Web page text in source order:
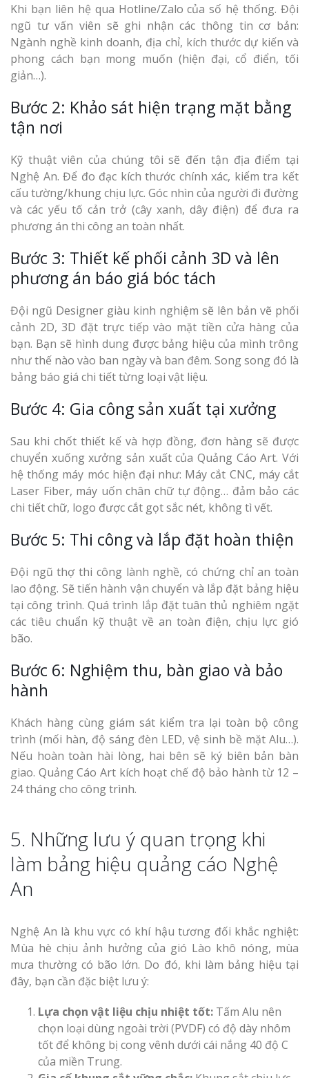
Khi bạn liên hệ qua Hotline/Zalo của số hệ thống. Đội
ngũ tư vấn viên sẽ ghi nhận các thông tin cơ bản:
Ngành nghề kinh doanh, địa chỉ, kích thước dự kiến và
phong cách bạn mong muốn (hiện đại, cổ điển, tối
giản…).
Bước 2: Khảo sát hiện trạng mặt bằng
tận nơi
Kỹ thuật viên của chúng tôi sẽ đến tận địa điểm tại
Nghệ An. Để đo đạc kích thước chính xác, kiểm tra kết
cấu tường/khung chịu lực. Góc nhìn của người đi đường
và các yếu tố cản trở (cây xanh, dây điện) để đưa ra
phương án thi công an toàn nhất.
Bước 3: Thiết kế phối cảnh 3D và lên
phương án báo giá bóc tách
Đội ngũ Designer giàu kinh nghiệm sẽ lên bản vẽ phối
cảnh 2D, 3D đặt trực tiếp vào mặt tiền cửa hàng của
bạn. Bạn sẽ hình dung được bảng hiệu của mình trông
như thế nào vào ban ngày và ban đêm. Song song đó là
bảng báo giá chi tiết từng loại vật liệu.
Bước 4: Gia công sản xuất tại xưởng
Sau khi chốt thiết kế và hợp đồng, đơn hàng sẽ được
chuyển xuống xưởng sản xuất của Quảng Cáo Art. Với
hệ thống máy móc hiện đại như: Máy cắt CNC, máy cắt
Laser Fiber, máy uốn chân chữ tự động… đảm bảo các
chi tiết chữ, logo được cắt gọt sắc nét, không tì vết.
Bước 5: Thi công và lắp đặt hoàn thiện
Đội ngũ thợ thi công lành nghề, có chứng chỉ an toàn
lao động. Sẽ tiến hành vận chuyển và lắp đặt bảng hiệu
tại công trình. Quá trình lắp đặt tuân thủ nghiêm ngặt
các tiêu chuẩn kỹ thuật về an toàn điện, chịu lực gió
bão.
Bước 6: Nghiệm thu, bàn giao và bảo
hành
Khách hàng cùng giám sát kiểm tra lại toàn bộ công
trình (mối hàn, độ sáng đèn LED, vệ sinh bề mặt Alu…).
Nếu hoàn toàn hài lòng, hai bên sẽ ký biên bản bàn
giao. Quảng Cáo Art kích hoạt chế độ bảo hành từ 12 –
24 tháng cho công trình.
5. Những lưu ý quan trọng khi
làm bảng hiệu quảng cáo Nghệ
An
Nghệ An là khu vực có khí hậu tương đối khắc nghiệt:
Mùa hè chịu ảnh hưởng của gió Lào khô nóng, mùa
mưa thường có bão lớn. Do đó, khi làm bảng hiệu tại
đây, bạn cần đặc biệt lưu ý:
Lựa chọn vật liệu chịu nhiệt tốt: Tấm Alu nên
chọn loại dùng ngoài trời (PVDF) có độ dày nhôm
tốt để không bị cong vênh dưới cái nắng 40 độ C
của miền Trung.